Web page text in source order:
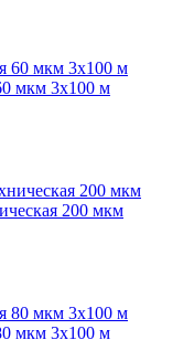
мкм 3х100 м
200 мкм
мкм 3х100 м